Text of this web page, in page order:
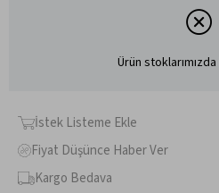
Ürün stoklarımızda
İstek Listeme Ekle
Fiyat Düşünce Haber Ver
Kargo Bedava